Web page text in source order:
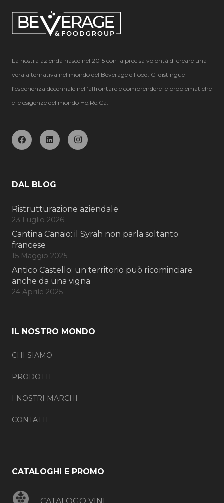
La nostra azienda nasce nel 2015 con la precisa volontà di creare una
vera alternativa nel mondo del Beverage e Food. Ci distingue
l’esperienza decennale nell’affrontare e comprendere le problematiche
e le esigenze del mondo Ho.Re.Ca.
DAL BLOG
Ristrutturazione aziendale
23 Luglio 2026
Cantina Canaio: il Syrah non parla soltanto
francese
15 Maggio 2025
Antico Castello: un territorio può ricominciare
anche da una vigna
24 Aprile 2025
IL NOSTRO MONDO
CHI SIAMO
PRODOTTI
I NOSTRI MARCHI
CONTATTI
CATALOGHI E PROMO